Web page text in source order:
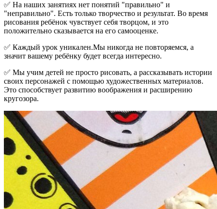
✅ На наших занятиях нет понятий "правильно" и
"неправильно". Есть только творчество и результат. Во время
рисования ребёнок чувствует себя творцом, и это
положительно сказывается на его самооценке.
✅ Каждый урок уникален.Мы никогда не повторяемся, а
значит вашему ребёнку будет всегда интересно.
✅ Мы учим детей не просто рисовать, а рассказывать истории
своих персонажей с помощью художественных материалов.
Это способствует развитию воображения и расширению
кругозора.